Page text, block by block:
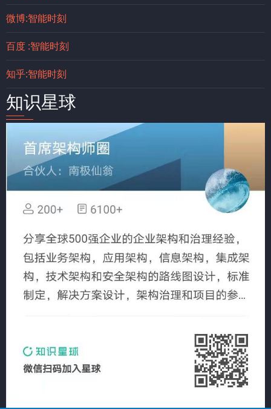
微博:智能时刻
百度 :智能时刻
知乎:智能时刻
知识星球